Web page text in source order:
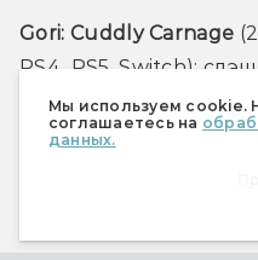
Мы используем cookie.
соглашаетесь на
данных.
Gori: Cuddly Carnage
PS4, PS5, Switch):
кот на скейте — ему
расчленять армию